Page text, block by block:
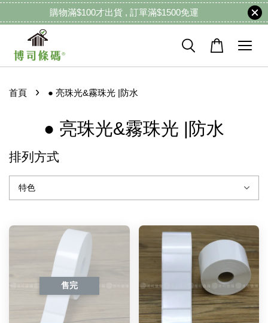
購物滿$100才出貨 , 訂單滿$1500免運
首頁 › ● 亮珠光&霧珠光 |防水
● 亮珠光&霧珠光 |防水
排列方式
售完